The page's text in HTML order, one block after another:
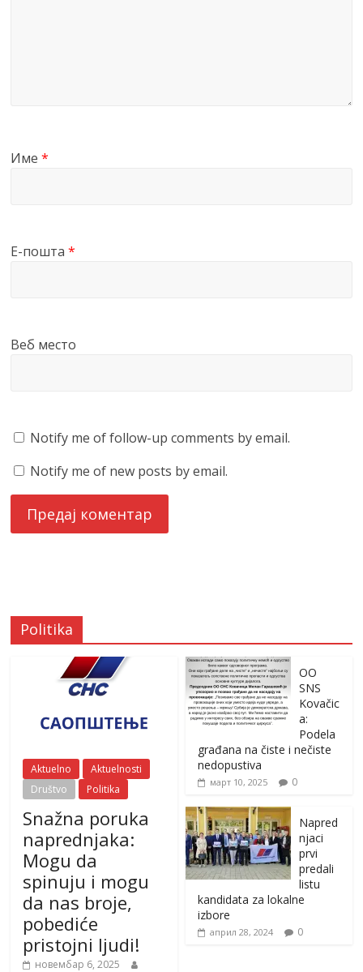
Име*
Е-пошта*
Веб место
Notify me of follow-up comments by email.
Notify me of new posts by email.
Politika
Aktuelno
Aktuelnosti
Društvo
Politika
Snažna poruka
naprednjaka:
Mogu da
spinuju i mogu
da nas broje,
pobediće
pristojni ljudi!
новембар 6, 2025
OO
SNS
Kovačic
a:
Podela
građana na čiste i nečiste
nedopustiva
март 10, 2025 0
Napred
njaci
prvi
predali
listu
kandidata za lokalne
izbore
април 28, 2024 0